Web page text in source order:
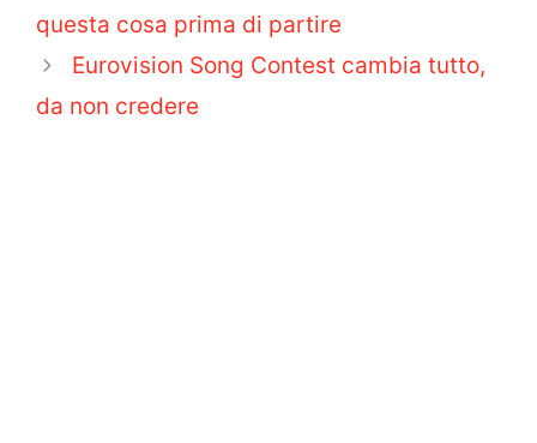
questa cosa prima di partire
Eurovision Song Contest cambia tutto,
da non credere